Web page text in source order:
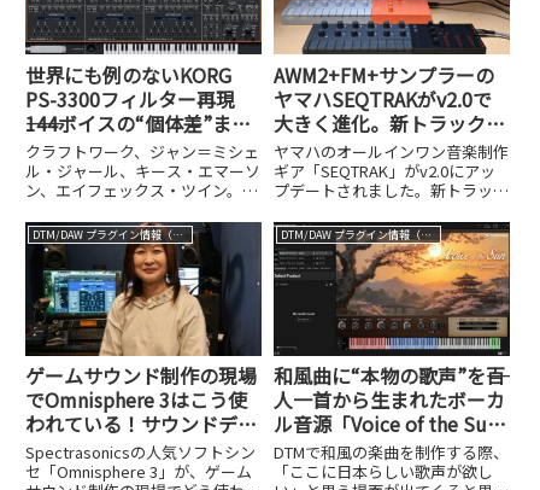
世界にも例のないKORG
PS-3300フィルター再現
――144ボイスの“個体差”まで
再現したソフト版PS-3300
開発の舞台裏
クラフトワーク、ジャン＝ミシェ
ル・ジャール、キース・エマーソ
ン、エイフェックス・ツイン。こ
を虜にしたシンセサイザーがPS-
3300です。1977年から1981年に
かけてわずか約50台しか製造さ
れなかったこの超希...
AWM2+FM+サンプラーの
ヤマハSEQTRAKがv2.0で
大きく進化。新トラック機
能とDAW連携を深掘りする
ヤマハのオールインワン音楽制作
ギア「SEQTRAK」がv2.0にアッ
プデートされました。新トラック
を詳しく解説します。
DTM/DAW プラグイン情報（VST AU AAX）
ゲームサウンド制作の現場
でOmnisphere 3はこう使
われている！サウンドディ
レクター・大島香織さんに
聞く、音源を超えた活用法
Spectrasonicsの人気ソフトシン
セ「Omnisphere 3」が、ゲーム
DTM/DAW プラグイン情報（VST AU AAX）
和風曲に“本物の歌声”を――百
人一首から生まれたボーカ
ル音源「Voice of the Sun
– Sunrise」
DTMで和風の楽曲を制作する際、
「ここに日本らしい歌声が欲し